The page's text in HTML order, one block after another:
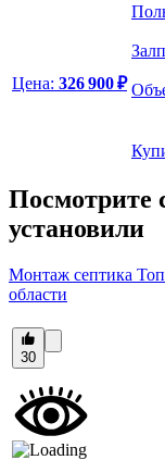
Цена: 326 900 ₽
Посмотрите
установили
Монтаж септика
области
30